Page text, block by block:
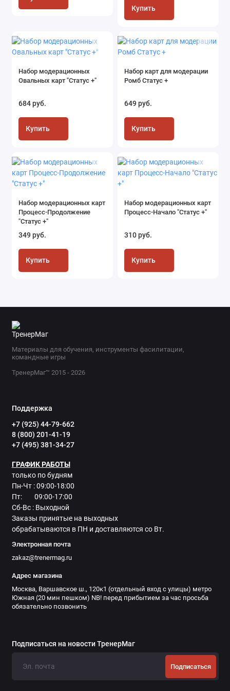
Купить
Набор модерационных
Овальных карт "Статус +"
684 руб.
Купить
Набор карт для модерации
Ромб Статус +
649 руб.
Купить
Набор модерационных карт
Процесс-Продолжение
"Статус +"
349 руб.
Купить
Набор модерационных карт
Процесс-Начало "Статус +"
310 руб.
Купить
Материалы для обучения, инструменты фасилитации,
командные игры
ТренерМаг™ 2015 - 2026
Поддержка
+7 (925) 44-79-662
8 (800) 201-41-19
+7 (495) 381-34-27
ГРАФИК РАБОТЫ
только по будням
Пн-Чт : 09:00-18:00
Пт: 09:00-17:00
Сб-Вс : Выходной
Заказы принятые на выходных
обрабатываются в ПН и доставляются со Вт.
Электронная почта
zakaz@trenermag.ru
Адрес магазина
Москва, Варшавское ш., 120к1 (отдельный вход с улицы) метро
Южная (20 мин пешком) NB! перед прибытием за час просьба
обязательно позвонить
Подписаться на новости ТренерМаг
Подписаться